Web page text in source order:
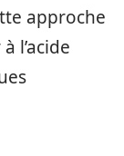
approche
l’acide